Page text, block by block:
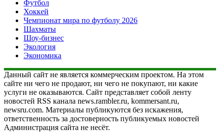
Футбол
Хоккей
Чемпионат мира по футболу 2026
Шахматы
Шоу-бизнес
Экология
Экономика
Данный сайт не является коммерческим проектом. На этом
сайте ни чего не продают, ни чего не покупают, ни какие
услуги не оказываются. Сайт представляет собой ленту
новостей RSS канала news.rambler.ru, kommersant.ru,
newsru.com. Материалы публикуются без искажения,
ответственность за достоверность публикуемых новостей
Администрация сайта не несёт.